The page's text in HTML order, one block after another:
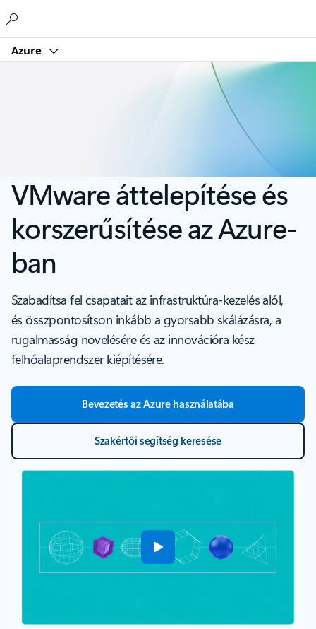
Azure
VMware áttelepítése és
korszerűsítése az Azure-
ban
Szabadítsa fel csapatait az infrastruktúra-kezelés alól,
és összpontosítson inkább a gyorsabb skálázásra, a
rugalmasság növelésére és az innovációra kész
felhőalaprendszer kiépítésére.
Bevezetés az Azure használatába
Szakértői segítség keresése